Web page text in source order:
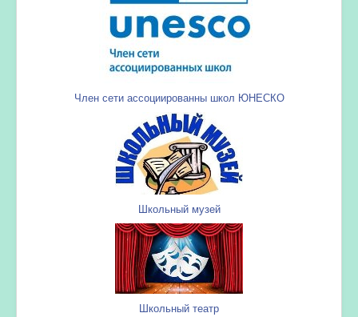
Член сети ассоциированны школ ЮНЕСКО
Школьный музей
Школьный театр